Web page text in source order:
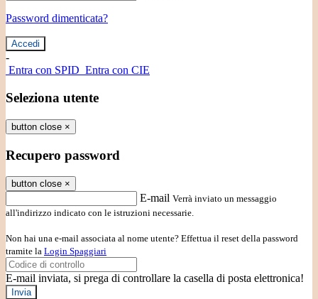
Password dimenticata?
-
Entra con SPID Entra con CIE
Seleziona utente
button close ×
Recupero password
button close ×
E-mail Verrà inviato un messaggio
all'indirizzo indicato con le istruzioni necessarie.
Non hai una e-mail associata al nome utente? Effettua il reset della password
tramite la Login Spaggiari
E-mail inviata, si prega di controllare la casella di posta elettronica!